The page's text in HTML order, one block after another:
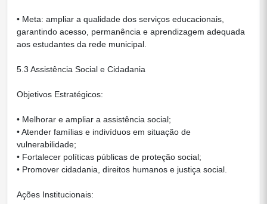
• Meta: ampliar a qualidade dos serviços educacionais,
garantindo acesso, permanência e aprendizagem adequada
aos estudantes da rede municipal.
5.3 Assistência Social e Cidadania
Objetivos Estratégicos:
• Melhorar e ampliar a assistência social;
• Atender famílias e indivíduos em situação de
vulnerabilidade;
• Fortalecer políticas públicas de proteção social;
• Promover cidadania, direitos humanos e justiça social.
Ações Institucionais: